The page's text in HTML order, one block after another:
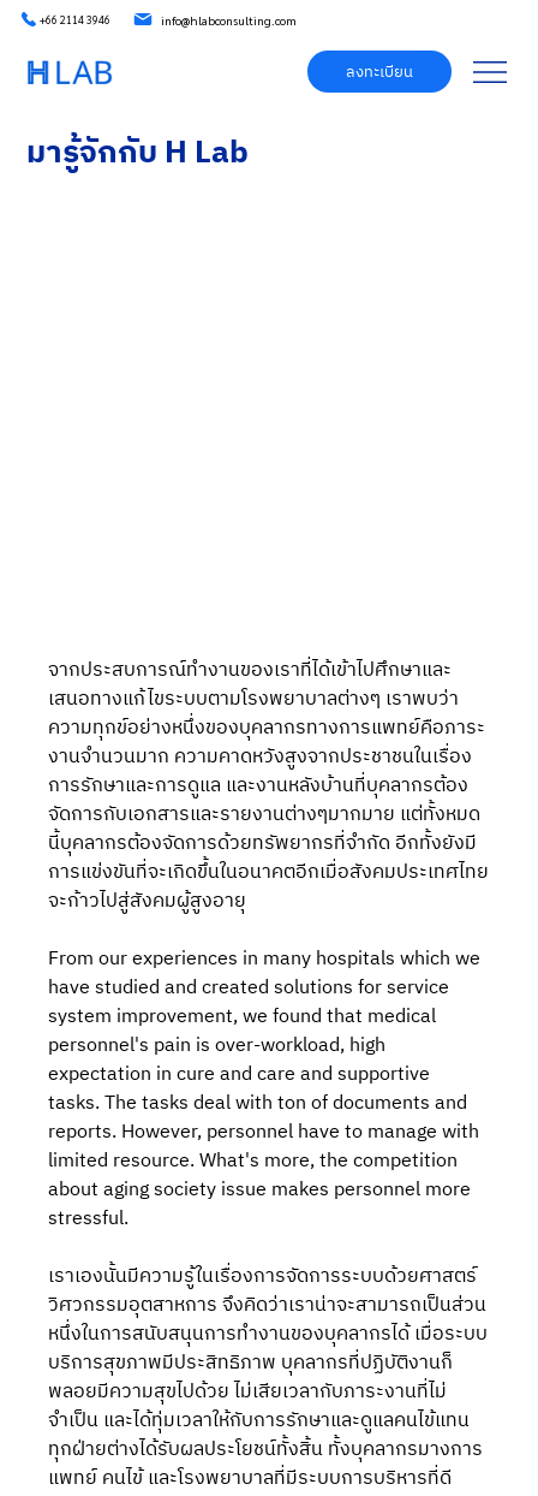
+66 2114 3946 info@hlabconsulting.com
ลงทะเบียน
มารู้จักกับ H Lab
จากประสบการณ์ทำงานของเราที่ได้เข้าไปศึกษาและ
เสนอทางแก้ไขระบบตามโรงพยาบาลต่างๆ เราพบว่า
ความทุกข์อย่างหนึ่งของบุคลากรทางการแพทย์คือภาระ
งานจำนวนมาก ความคาดหวังสูงจากประชาชนในเรื่อง
การรักษาและการดูแล และงานหลังบ้านที่บุคลากรต้อง
จัดการกับเอกสารและรายงานต่างๆมากมาย แต่ทั้งหมด
นี้บุคลากรต้องจัดการด้วยทรัพยากรที่จำกัด อีกทั้งยังมี
การแข่งขันที่จะเกิดขึ้นในอนาคตอีกเมื่อสังคมประเทศไทย
จะก้าวไปสู่สังคมผู้สูงอายุ
From our experiences in many hospitals which we
have studied and created solutions for service
system improvement, we found that medical
personnel's pain is over-workload, high
expectation in cure and care and supportive
tasks. The tasks deal with ton of documents and
reports. However, personnel have to manage with
limited resource. What's more, the competition
about aging society issue makes personnel more
stressful.
เราเองนั้นมีความรู้ในเรื่องการจัดการระบบด้วยศาสตร์
วิศวกรรมอุตสาหการ จึงคิดว่าเราน่าจะสามารถเป็นส่วน
หนึ่งในการสนับสนุนการทำงานของบุคลากรได้ เมื่อระบบ
บริการสุขภาพมีประสิทธิภาพ บุคลากรที่ปฏิบัติงานก็
พลอยมีความสุขไปด้วย ไม่เสียเวลากับภาระงานที่ไม่
จำเป็น และได้ทุ่มเวลาให้กับการรักษาและดูแลคนไข้แทน
ทุกฝ่ายต่างได้รับผลประโยชน์ทั้งสิ้น ทั้งบุคลากรมางการ
แพทย์ คนไข้ และโรงพยาบาลที่มีระบบการบริหารที่ดี